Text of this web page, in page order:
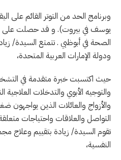
وبرنامج الحد من التوتر القائم على
يوسف في بيروت). و قد حصلت على
الصحة في أبوظبي . تتمتع السيدة/
ودولة الإمارات العربية المتحدة،
حيث اكتسبت خبرة متقدمة في
والتوجيه الأبوي والتدخلات العلاجية
والأزواج والعائلات الذين
التواصل والعلاقات واحتياجات
تقوم السيدة/ زيادة بتقييم وعلاج
النفسية،